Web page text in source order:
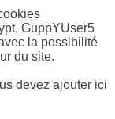
GuppYUser5
la possibilité
du site.
devez ajouter ici